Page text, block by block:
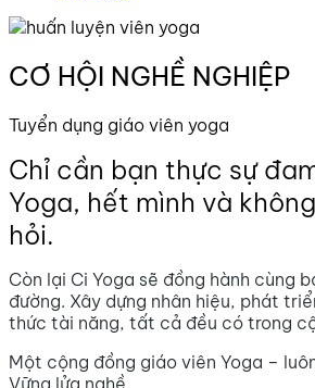
CƠ HỘI NGHỀ NGHIỆP
Tuyển dụng giáo viên yoga
Chỉ cần bạn thực sự
Yoga, hết mình và
hỏi.
Còn lại Ci Yoga sẽ đồng hành cùng
đường. Xây dựng nhân hiệu, phát
thức tài năng, tất cả đều có trong
Một cộng đồng giáo viên Yoga –
Vững lửa nghề.